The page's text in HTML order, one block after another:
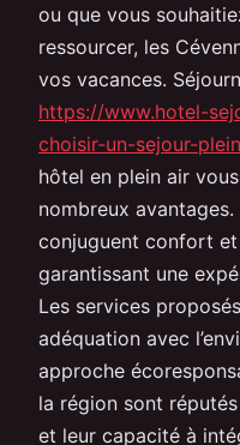
ou que vous
ressourcer, les
vos vacances.
https://www.hotel-
choisir-un-sejour-
hôtel en plein air
nombreux
conjuguent confort
garantissant une
Les services
adéquation avec
approche
la région sont
et leur capacité à